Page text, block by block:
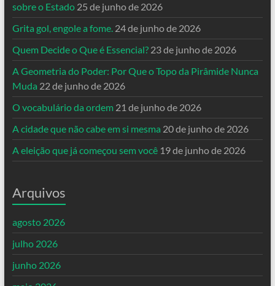
sobre o Estado 25 de junho de 2026
Grita gol, engole a fome. 24 de junho de 2026
Quem Decide o Que é Essencial? 23 de junho de 2026
A Geometria do Poder: Por Que o Topo da Pirâmide Nunca
Muda 22 de junho de 2026
O vocabulário da ordem 21 de junho de 2026
A cidade que não cabe em si mesma 20 de junho de 2026
A eleição que já começou sem você 19 de junho de 2026
Arquivos
agosto 2026
julho 2026
junho 2026